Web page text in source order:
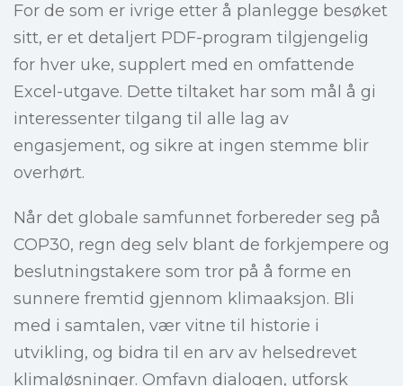
For de som er ivrige etter å planlegge besøket
sitt, er et detaljert PDF-program tilgjengelig
for hver uke, supplert med en omfattende
Excel-utgave. Dette tiltaket har som mål å gi
interessenter tilgang til alle lag av
engasjement, og sikre at ingen stemme blir
overhørt.
Når det globale samfunnet forbereder seg på
COP30, regn deg selv blant de forkjempere og
beslutningstakere som tror på å forme en
sunnere fremtid gjennom klimaaksjon. Bli
med i samtalen, vær vitne til historie i
utvikling, og bidra til en arv av helsedrevet
klimaløsninger. Omfavn dialogen, utforsk